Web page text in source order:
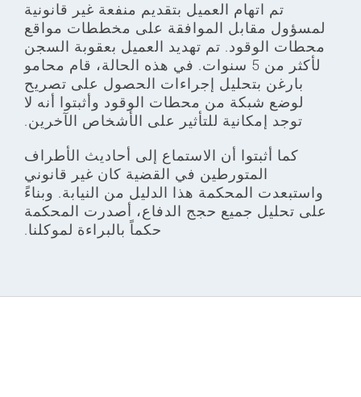
تم اتهام العميل بتقديم منفعة غير قانونية
لمسؤول مقابل الموافقة على مخططات مواقع
محطات الوقود. تم تهديد العميل بعقوبة السجن
لأكثر من 5 سنوات. في هذه الحالة، قام محامو
بارغن بتحليل إجراءات الحصول على تصريح
لوضع شبكة من محطات الوقود وأثبتوا أنه لا
توجد إمكانية للتأثير على الأشخاص الآخرين.
كما أثبتوا أن الاستماع إلى أحاديث الأطراف
المتورطين في القضية كان غير قانوني
واستبعدت المحكمة هذا الدليل من النيابة. وبناءً
على تحليل جميع حجج الدفاع، أصدرت المحكمة
حكماً بالبراءة لموكلنا.